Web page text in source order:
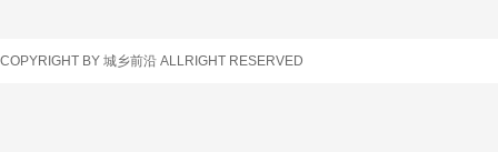
COPYRIGHT BY 城乡前沿 ALLRIGHT RESERVED